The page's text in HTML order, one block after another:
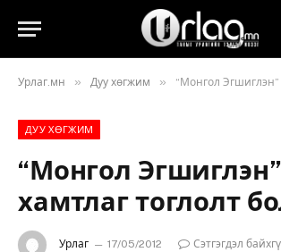
Урлаг.мн » Дуу хөгжим » “Монгол Эгшиглэн”
ДУУ ХӨГЖИМ
“Монгол Эгшиглэн”
хамтлаг тоглолт
Урлаг 17/05/2012
Сэтгэгдэл